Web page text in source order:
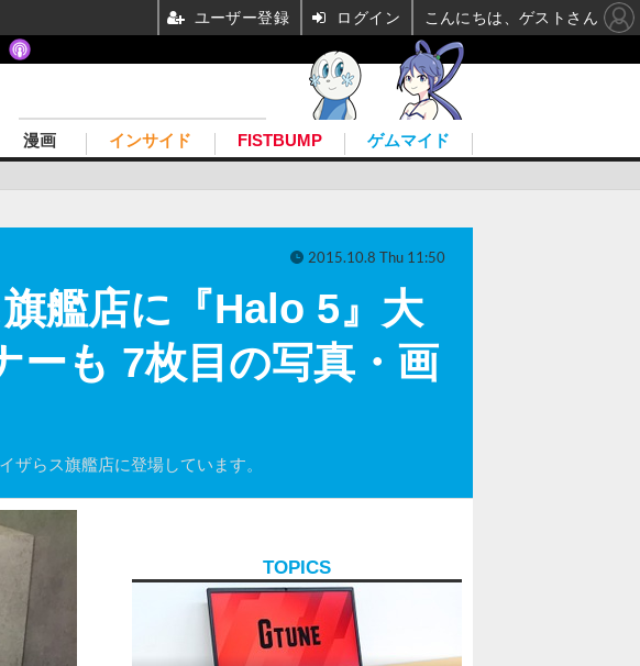
漫画 インサイド FISTBUMP ゲムマイド
艦店に『Halo 5』大
も 7枚目の写真・画
ザらス旗艦店に登場しています。
2015.10.8 Thu 11:50
TOPICS
ユーザー登録 ログイン こんにちは、ゲストさん